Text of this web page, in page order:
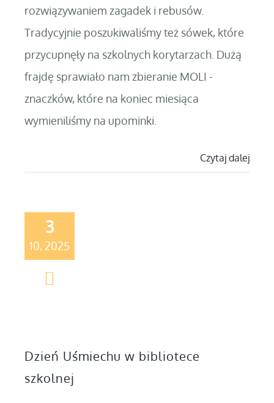
rozwiązywaniem zagadek i rebusów.
Tradycyjnie poszukiwaliśmy też sówek, które
przycupnęły na szkolnych korytarzach. Dużą
frajdę sprawiało nam zbieranie MOLI -
znaczków, które na koniec miesiąca
wymieniliśmy na upominki.
Czytaj dalej
3
10, 2025
Dzień Uśmiechu w bibliotece
szkolnej